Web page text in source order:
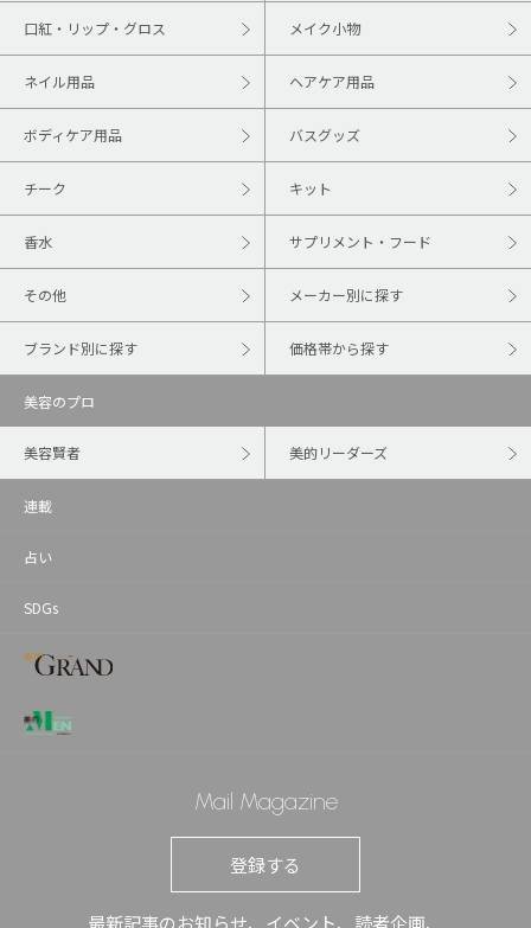
口紅・リップ・グロス メイク小物
ネイル用品 ヘアケア用品
ボディケア用品 バスグッズ
チーク キット
香水 サプリメント・フード
その他 メーカー別に探す
ブランド別に探す 価格帯から探す
美容のプロ
美容賢者 美的リーダーズ
連載
占い
SDGs
Mail Magazine
登録する
最新記事のお知らせ、イベント、読者企画、